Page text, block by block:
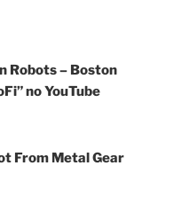
Robots – Boston
no YouTube
From Metal Gear